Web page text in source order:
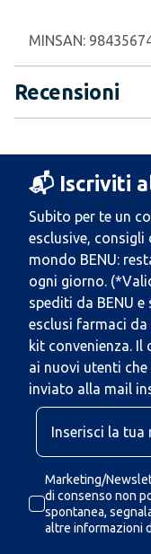
MINSAN:
Recensioni
📬 Iscriviti
Subito per te un
esclusive, consigli
mondo BENU:
ogni giorno.
spediti da BENU
esclusi farmaci
kit convenienza.
ai nuovi utenti
inviato alla mail
Marketing/
di consenso non
spontanea,
altre informazioni